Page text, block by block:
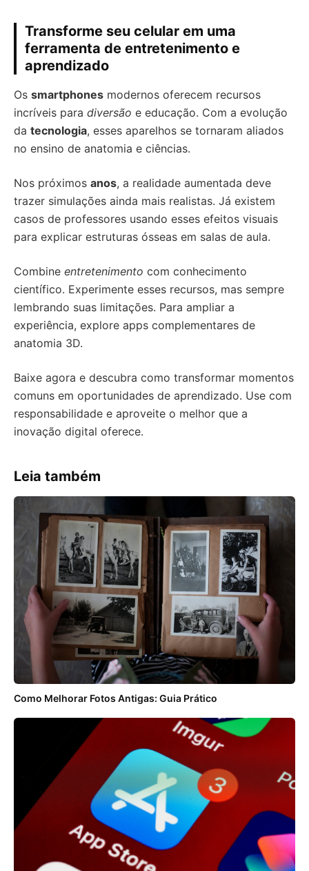
Transforme seu celular em uma
ferramenta de entretenimento e
aprendizado
Os smartphones modernos oferecem recursos
incríveis para diversão e educação. Com a evolução
da tecnologia, esses aparelhos se tornaram aliados
no ensino de anatomia e ciências.
Nos próximos anos, a realidade aumentada deve
trazer simulações ainda mais realistas. Já existem
casos de professores usando esses efeitos visuais
para explicar estruturas ósseas em salas de aula.
Combine entretenimento com conhecimento
científico. Experimente esses recursos, mas sempre
lembrando suas limitações. Para ampliar a
experiência, explore apps complementares de
anatomia 3D.
Baixe agora e descubra como transformar momentos
comuns em oportunidades de aprendizado. Use com
responsabilidade e aproveite o melhor que a
inovação digital oferece.
Leia também
Como Melhorar Fotos Antigas: Guia Prático